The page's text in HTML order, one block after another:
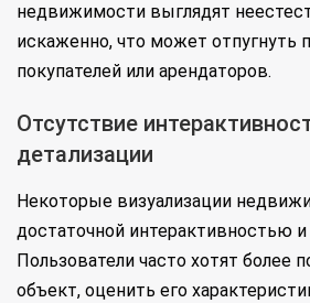
недвижимости выглядят
искаженно, что может отпугнуть
покупателей или арендаторов.
Отсутствие
детализации
Некоторые визуализации
достаточной интерактивностью и
Пользователи часто хотят более
объект, оценить его